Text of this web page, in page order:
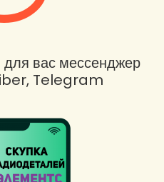
вас мессенджер
Telegram